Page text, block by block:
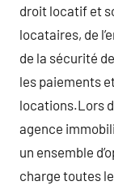
droit locatif et
locataires, de
de la sécurité
les paiements
locations.Lors
agence
un ensemble
charge toutes